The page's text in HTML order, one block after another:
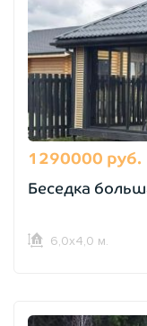
1290000 руб.
Беседка
6,0х4,0 м.